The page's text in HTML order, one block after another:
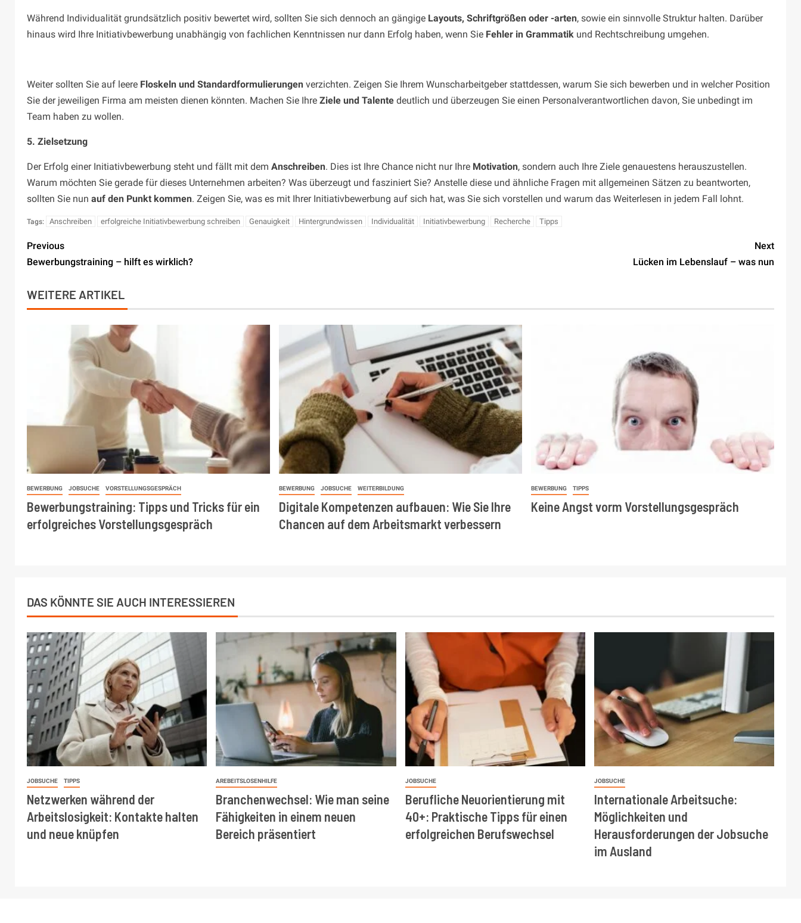
Während Individualität grundsätzlich positiv bewertet wird, sollten Sie sich dennoch an gängige Layouts, Schriftgrößen oder -arten, sowie ein sinnvolle Struktur halten. Darüber
hinaus wird Ihre Initiativbewerbung unabhängig von fachlichen Kenntnissen nur dann Erfolg haben, wenn Sie Fehler in Grammatik und Rechtschreibung umgehen.
Weiter sollten Sie auf leere Floskeln und Standardformulierungen verzichten. Zeigen Sie Ihrem Wunscharbeitgeber stattdessen, warum Sie sich bewerben und in welcher Position
Sie der jeweiligen Firma am meisten dienen könnten. Machen Sie Ihre Ziele und Talente deutlich und überzeugen Sie einen Personalverantwortlichen davon, Sie unbedingt im
Team haben zu wollen.
5. Zielsetzung
Der Erfolg einer Initiativbewerbung steht und fällt mit dem Anschreiben. Dies ist Ihre Chance nicht nur Ihre Motivation, sondern auch Ihre Ziele genauestens herauszustellen.
Warum möchten Sie gerade für dieses Unternehmen arbeiten? Was überzeugt und fasziniert Sie? Anstelle diese und ähnliche Fragen mit allgemeinen Sätzen zu beantworten,
sollten Sie nun auf den Punkt kommen. Zeigen Sie, was es mit Ihrer Initiativbewerbung auf sich hat, was Sie sich vorstellen und warum das Weiterlesen in jedem Fall lohnt.
Tags: Anschreiben erfolgreiche Initiativbewerbung schreiben Genauigkeit Hintergrundwissen Individualität Initiativbewerbung Recherche Tipps
Previous
Bewerbungstraining – hilft es wirklich?
Next
Lücken im Lebenslauf – was nun
WEITERE ARTIKEL
BEWERBUNG JOBSUCHE VORSTELLUNGSGESPRÄCH
Bewerbungstraining: Tipps und Tricks für ein
erfolgreiches Vorstellungsgespräch
BEWERBUNG JOBSUCHE WEITERBILDUNG
Digitale Kompetenzen aufbauen: Wie Sie Ihre
Chancen auf dem Arbeitsmarkt verbessern
BEWERBUNG TIPPS
Keine Angst vorm Vorstellungsgespräch
DAS KÖNNTE SIE AUCH INTERESSIEREN
JOBSUCHE TIPPS
Netzwerken während der
Arbeitslosigkeit: Kontakte halten
und neue knüpfen
AREBEITSLOSENHILFE
Branchenwechsel: Wie man seine
Fähigkeiten in einem neuen
Bereich präsentiert
JOBSUCHE
Berufliche Neuorientierung mit
40+: Praktische Tipps für einen
erfolgreichen Berufswechsel
JOBSUCHE
Internationale Arbeitsuche:
Möglichkeiten und
Herausforderungen der Jobsuche
im Ausland